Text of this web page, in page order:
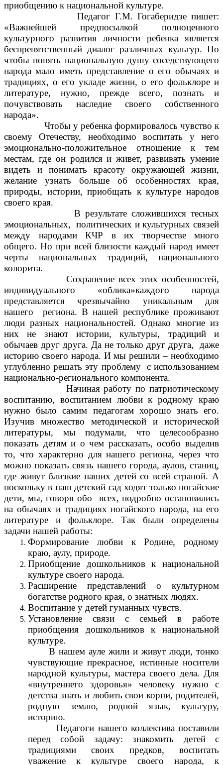
приобщению к национальной культуре.
Педагог Г.М. Гогаберидзе пишет:
«Важнейшей предпосылкой полноценного
культурного развития личности ребенка является
беспрепятственный диалог различных культур. Но
чтобы понять национальную душу соседствующего
народа мало иметь представление о его обычаях и
традициях, о его укладе жизни, о его фольклоре и
литературе, нужно, прежде всего, познать и
почувствовать наследие своего собственного
народа».
Чтобы у ребенка формировалось чувство к
своему Отечеству, необходимо воспитать у него
эмоционально-положительное отношение к тем
местам, где он родился и живет, развивать умение
видеть и понимать красоту окружающей жизни,
желание узнать больше об особенностях края,
природы, истории, приобщать к культуре народов
своего края.
В результате сложившихся тесных
эмоциональных, политических и культурных связей
между народами КЧР в их творчестве много
общего. Но при всей близости каждый народ имеет
черты национальных традиций, национального
колорита.
Сохранение всех этих особенностей,
индивидуального «облика»каждого народа
представляется чрезвычайно уникальным для
нашего региона. В нашей республике проживают
люди разных национальностей. Однако многие из
них не знают истории, культуры, традиций и
обычаев друг друга. Да не только друг друга, даже
историю своего народа. И мы решили – необходимо
углубленно решать эту проблему с использованием
национально-регионального компонента.
Начиная работу по патриотическому
воспитанию, воспитанием любви к родному краю
нужно было самим педагогам хорошо знать его.
Изучив множество методической и исторической
литературы, мы подумали, что целесообразно
показать детям и о чем рассказать, особо выделив
то, что характерно для нашего региона, через что
можно показать связь нашего города, аулов, станиц,
где живут близкие наших детей со всей страной. А
поскольку в наш детский сад ходят только ногайские
дети, мы, говоря обо всех, подробно остановились
на обычаях и традициях ногайского народа, на его
литературе и фольклоре. Так были определены
задачи нашей работы:
Формирование любви к Родине, родному
краю, аулу, природе.
Приобщение дошкольников к национальной
культуре своего народа.
Расширение представлений о культурном
богатстве родного края, о знатных людях.
Воспитание у детей гуманных чувств.
Установление связи с семьей в работе
приобщения дошкольников к национальной
культуре.
В нашем ауле жили и живут люди, тонко
чувствующие прекрасное, истинные носители
народной культуры, мастера своего дела. Для
«внутреннего здоровья» человеку нужно с
детства знать и любить свои корни, родителей,
родную землю, родной язык, культуру,
историю.
Педагоги нашего коллектива поставили
перед собой задачу: знакомить детей с
традициями своих предков, воспитать
уважение к культуре своего народа, к